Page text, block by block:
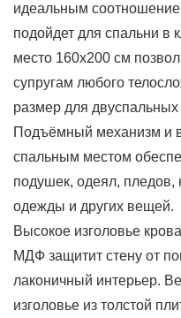
идеальным
подойдет для спальни в
место 160х200 см
супругам любого
размер для двуспальных
Подъёмный механизм и
спальным местом
подушек, одеял, пледов,
одежды и других вещей.
Высокое изголовье
МДФ защитит стену от
лаконичный интерьер.
изголовье из толстой